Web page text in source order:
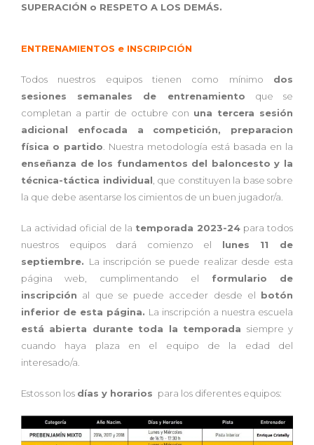
SUPERACIÓN o RESPETO A LOS DEMÁS.
ENTRENAMIENTOS e INSCRIPCIÓN
Todos nuestros equipos tienen como mínimo dos
sesiones semanales de entrenamiento que se
completan a partir de octubre con una tercera sesión
adicional enfocada a competición, preparacion
física o partido . Nuestra metodología está basada en la
enseñanza de los fundamentos del baloncesto y la
técnica-táctica individual , que constituyen la base sobre
la que debe asentarse los cimientos de un buen jugador/a.
La actividad oficial de la temporada 2023-24 para todos
nuestros equipos dará comienzo el lunes 11 de
septiembre. La inscripción se puede realizar desde esta
página web, cumplimentando el formulario de
inscripción al que se puede acceder desde el botón
inferior de esta página. La inscripción a nuestra escuela
está abierta durante toda la temporada siempre y
cuando haya plaza en el equipo de la edad del
interesado/a.
Estos son los días y horarios para los diferentes equipos: